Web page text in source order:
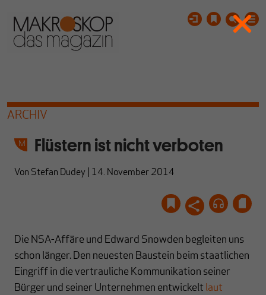
ARCHIV
Flüstern ist nicht verboten
Von Stefan Dudey 14. November 2014
Die NSA-Affäre und Edward Snowden begleiten uns
schon länger. Den neuesten Baustein beim staatlichen
Eingriff in die vertrauliche Kommunikation seiner
Bürger und seiner Unternehmen entwickelt laut